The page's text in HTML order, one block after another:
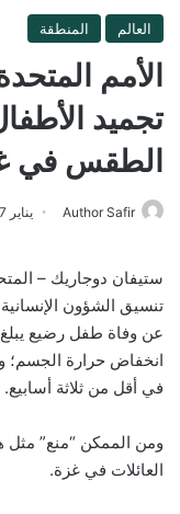
العالم المنطقة
الأمم
تجميد
الطقس في
Author Safir يناير 7, 2025
ستيفان دوجاريك –
تنسيق الشؤون
عن وفاة طفل رضيع
انخفاض حرارة الجسم؛
في أقل من ثلاثة أسابيع.
ومن الممكن “منع” مثل
العائلات في غزة.